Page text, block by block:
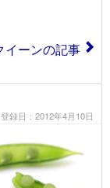
イーンの記事
登録日：2012年4月10日